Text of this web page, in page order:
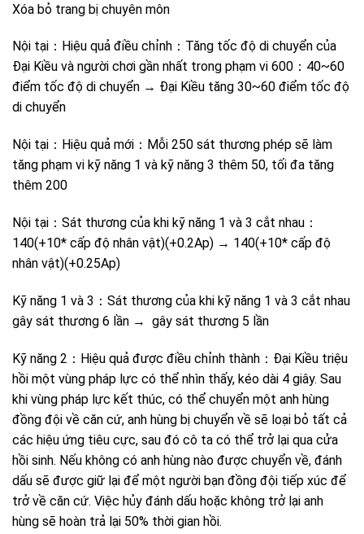
Xóa bỏ trang bị chuyên môn
Nội tại：Hiệu quả điều chỉnh：Tăng tốc độ di chuyển của
Đại Kiều và người chơi gần nhất trong phạm vi 600：40~60
điểm tốc độ di chuyển → Đại Kiều tăng 30~60 điểm tốc độ
di chuyển
Nội tại：Hiệu quả mới：Mỗi 250 sát thương phép sẽ làm
tăng phạm vi kỹ năng 1 và kỹ năng 3 thêm 50, tối đa tăng
thêm 200
Nội tại：Sát thương của khi kỹ năng 1 và 3 cắt nhau：
140(+10* cấp độ nhân vật)(+0.2Ap) → 140(+10* cấp độ
nhân vật)(+0.25Ap)
Kỹ năng 1 và 3：Sát thương của khi kỹ năng 1 và 3 cắt nhau
gây sát thương 6 lần → gây sát thương 5 lần
Kỹ năng 2：Hiệu quả được điều chỉnh thành：Đại Kiều triệu
hồi một vùng pháp lực có thể nhìn thấy, kéo dài 4 giây. Sau
khi vùng pháp lực kết thúc, có thể chuyển một anh hùng
đồng đội về căn cứ, anh hùng bị chuyển về sẽ loại bỏ tất cả
các hiệu ứng tiêu cực, sau đó cô ta có thể trở lại qua cửa
hồi sinh. Nếu không có anh hùng nào được chuyển về, đánh
dấu sẽ được giữ lại để một người bạn đồng đội tiếp xúc để
trở về căn cứ. Việc hủy đánh dấu hoặc không trở lại anh
hùng sẽ hoàn trả lại 50% thời gian hồi.